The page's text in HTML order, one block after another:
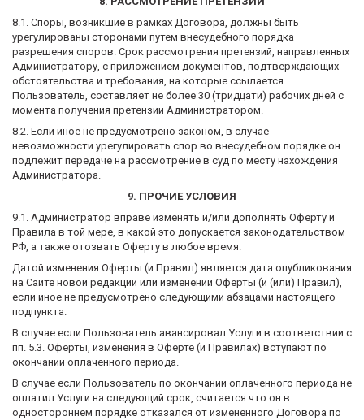
8.1. Споры, возникшие в рамках Договора, должны быть
урегулированы сторонами путем внесудебного порядка
разрешения споров. Срок рассмотрения претензий, направленных
Администратору, с приложением документов, подтверждающих
обстоятельства и требования, на которые ссылается
Пользователь, составляет не более 30 (тридцати) рабочих дней с
момента получения претензии Администратором.
8.2. Если иное не предусмотрено законом, в случае
невозможности урегулировать спор во внесудебном порядке он
подлежит передаче на рассмотрение в суд по месту нахождения
Администратора.
9. ПРОЧИЕ УСЛОВИЯ
9.1. Администратор вправе изменять и/или дополнять Оферту и
Правила в той мере, в какой это допускается законодательством
РФ, а также отозвать Оферту в любое время.
Датой изменения Оферты (и Правил) является дата опубликования
на Сайте новой редакции или изменений Оферты (и (или) Правил),
если иное не предусмотрено следующими абзацами настоящего
подпункта.
В случае если Пользователь авансировал Услуги в соответствии с
пп. 5.3. Оферты, изменения в Оферте (и Правилах) вступают по
окончании оплаченного периода.
В случае если Пользователь по окончании оплаченного периода не
оплатил Услуги на следующий срок, считается что он в
одностороннем порядке отказался от изменённого Договора по